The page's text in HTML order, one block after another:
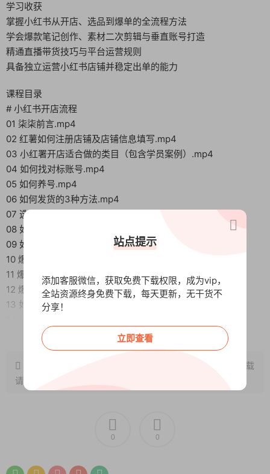
学习收获
掌握小红书从开店、选品到爆单的全流程方法
学会爆款笔记创作、素材二次剪辑与垂直账号打造
精通直播带货技巧与平台运营规则
具备独立运营小红书店铺并稳定出单的能力
课程目录
# 小红书开店流程
01 柒柒前言.mp4
02 红薯如何注册店铺及店铺信息填写.mp4
03 小红署开店适合做的类目（包含学员案例）.mp4
04 如何找对标账号.mp4
05 如何养号.mp4
06 如何发货的3种方法.mp4
07 选品课-如何精准的选聘跟款.mp4
08 如何用DY选品.mp4
09 如何用手机上架产品.mp4
10 爆单玩法一（混剪带货）-.mp4
11 爆单玩法二（实拍素材玩法）.mp4
12 爆单玩法三（打单品与测品）.mp4
13 如何制定一周发笔记计划.mp4
15 如何提高产品转化率（打折活动）.mp4
16 如何用考古加找爆款素材.mp4
# 小红书笔记制作流程
17 如何写爆款笔记（标题）.mp4
19 如何写爆款笔记（素材）-记得结合P图课程一起看.mp4
20 如何组合一条笔记（以及发笔记的注意事项）.mp4
22 P图课（笔记素材修改）.mp4
阅读全文
，转载
请注明出处~~~
0 0
站点提示
添加客服微信，获取免费下载权限，成为vip，
全站资源终身免费下载，每天更新，无干货不
分享！
立即查看